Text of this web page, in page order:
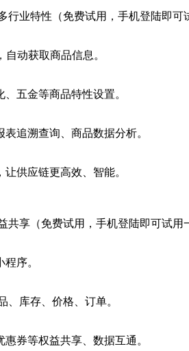
行业特性（免费试用，手机登陆即可
动获取商品信息。
五金等商品特性设置。
追溯查询、商品数据分析。
供应链更高效、智能。
共享（免费试用，手机登陆即可试用
序。
库存、价格、订单。
券等权益共享、数据互通。